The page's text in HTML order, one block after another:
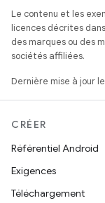
Le contenu et les
licences décrites
des marques ou des
sociétés affiliées.
Dernière mise à jour
CRÉER
Référentiel Android
Exigences
Téléchargement